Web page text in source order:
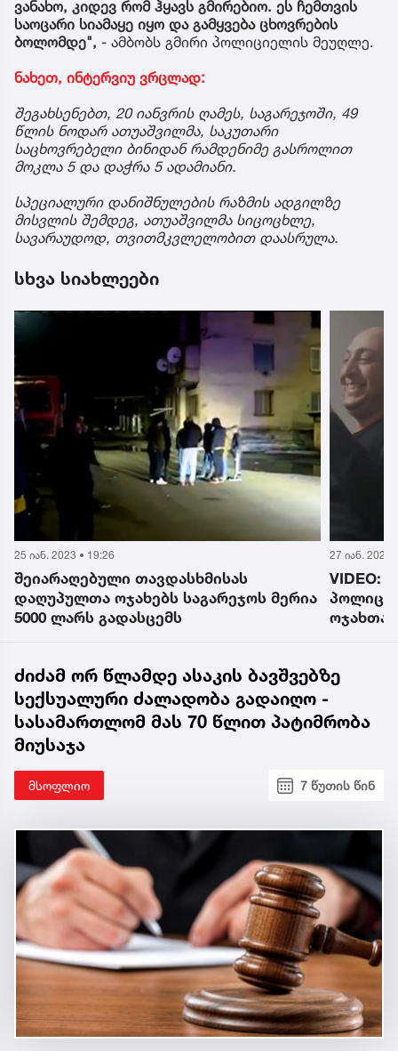
ვანახო, კიდევ რომ ჰყავს გმირებიო. ეს ჩემთვის
საოცარი სიამაყე იყო და გამყვება ცხოვრების
ბოლომდე", - ამბობს გმირი პოლიციელის მეუღლე.
ნახეთ, ინტერვიუ ვრცლად:
შეგახსენებთ, 20 იანვრის ღამეს, საგარეჯოში, 49
წლის ნოდარ ათუაშვილმა, საკუთარი
საცხოვრებელი ბინიდან რამდენიმე გასროლით
მოკლა 5 და დაჭრა 5 ადამიანი.
სპეციალური დანიშნულების რაზმის ადგილზე
მისვლის შემდეგ, ათუაშვილმა სიცოცხლე,
სავარაუდოდ, თვითმკვლელობით დაასრულა.
სხვა სიახლეები
25 იან. 2023 • 19:26
შეიარაღებული თავდასხმისას
დაღუპულთა ოჯახებს საგარეჯოს მერია
5000 ლარს გადასცემს
27 იან. 2023
VIDEO:
ძიძამ ორ წლამდე ასაკის ბავშვებზე
სექსუალური ძალადობა გადაიღო -
სასამართლომ მას 70 წლით პატიმრობა
მიუსაჯა
მსოფლიო 7 წუთის წინ